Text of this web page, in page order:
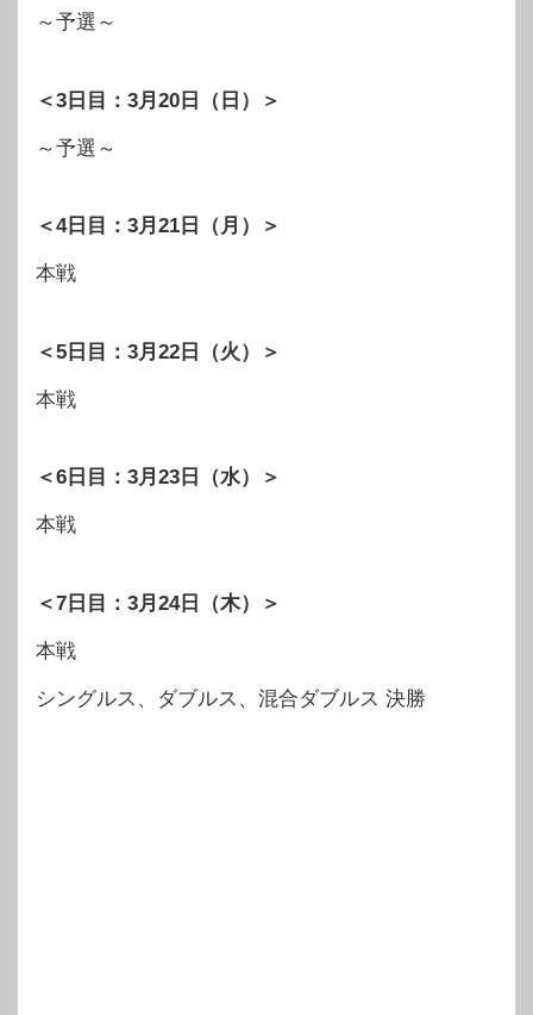
～予選～
＜3日目：3月20日（日）＞
～予選～
＜4日目：3月21日（月）＞
本戦
＜5日目：3月22日（火）＞
本戦
＜6日目：3月23日（水）＞
本戦
＜7日目：3月24日（木）＞
本戦
シングルス、ダブルス、混合ダブルス 決勝